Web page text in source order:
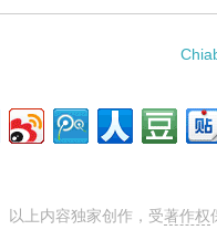
以上内容独家创作，受著作权